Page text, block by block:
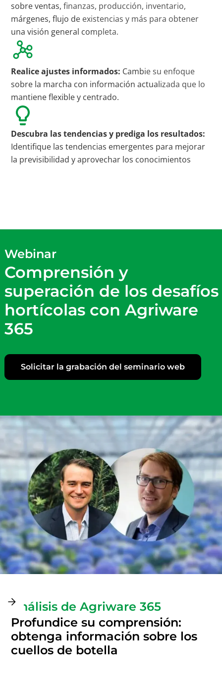
sobre ventas, finanzas, producción, inventario,
márgenes, flujo de existencias y más para obtener
una visión general completa.
Realice ajustes informados: Cambie su enfoque
sobre la marcha con información actualizada que lo
mantiene flexible y centrado.
Descubra las tendencias y prediga los resultados:
Identifique las tendencias emergentes para mejorar
la previsibilidad y aprovechar los conocimientos
Homestead Growers y
Amerigo Farms eligen
Agriware ERP
Historia de un cliente
Análisis de Agriware 365
Profundice su comprensión:
obtenga información sobre los
cuellos de botella